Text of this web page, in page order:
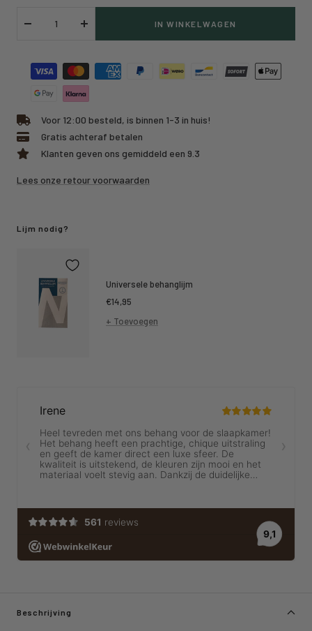
Verlaag
Verhoog
IN WINKELWAGEN
Voor 12:00 besteld, is binnen 1-3 in huis!
Gratis achteraf betalen
Klanten geven ons gemiddeld een 9.3
Lees onze retour voorwaarden
Beschrijving
Lijm nodig?
Universele behanglijm
Kortings
prijs
€14,95
+ Toevoegen